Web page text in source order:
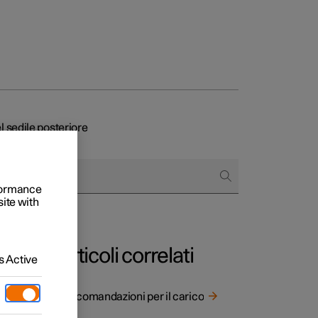
finanziamento
sedile posteriore
Articoli correlati
Raccomandazioni per il carico
with
Active